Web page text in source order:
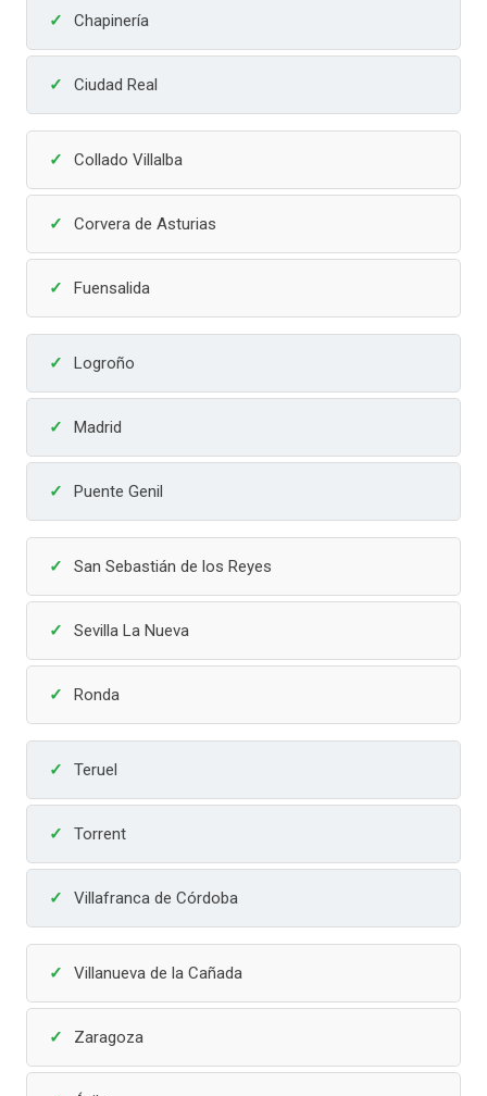
Chapinería
Ciudad Real
Collado Villalba
Corvera de Asturias
Fuensalida
Logroño
Madrid
Puente Genil
San Sebastián de los Reyes
Sevilla La Nueva
Ronda
Teruel
Torrent
Villafranca de Córdoba
Villanueva de la Cañada
Zaragoza